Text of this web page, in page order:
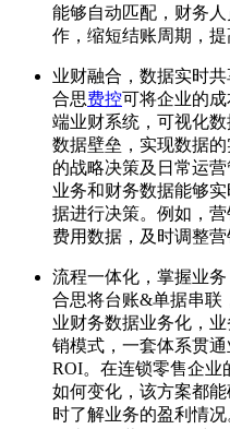
能够自动匹配，财务
作，缩短结账周期，提
业财融合，数据实时共
合思费控可将企业的
端业财系统，可视化
数据壁垒，实现数据
的战略决策及日常运
业务和财务数据能够
据进行决策。例如，
费用数据，及时调整营
流程一体化，掌握业务
合思将台账&单据串联
业财务数据业务化，
销模式，一套体系贯
ROI。在连锁零售企业
如何变化，该方案都
时了解业务的盈利情